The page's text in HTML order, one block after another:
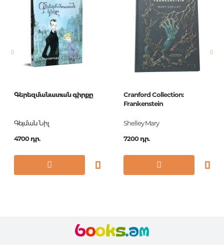
Русский
Նորույթ ոչ
Էջերի քանակ 512
Կազմ П
ISBN 978-5-699-99741-1
Գերեզմանատան գիրքը
Գեյման Նիլ
4700 դր.
Cranford Collection:
Frankenstein
Shelley Mary
7200 դր.